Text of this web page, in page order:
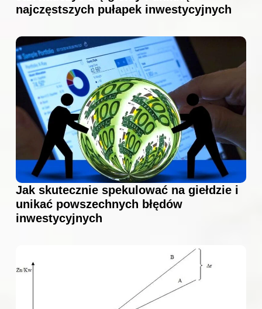
najczęstszych pułapek inwestycyjnych
Jak skutecznie spekulować na giełdzie i
unikać powszechnych błędów
inwestycyjnych